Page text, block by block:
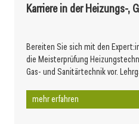
Karriere in der Heizungs-,
Bereiten Sie sich mit den
die Meisterprüfung
Gas- und Sanitärtechnik vor.
mehr erfahren